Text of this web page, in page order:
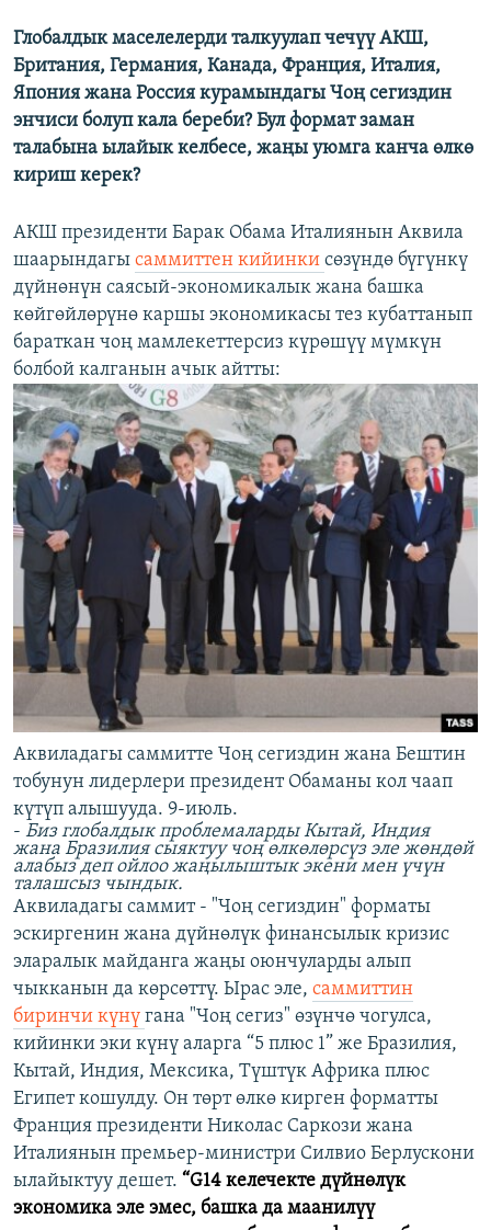
Глобалдык маселелерди талкуулап чечүү АКШ,
Британия, Германия, Канада, Франция, Италия,
Япония жана Россия курамындагы Чоң сегиздин
энчиси болуп кала береби? Бул формат заман
талабына ылайык келбесе, жаңы уюмга канча өлкө
кириш керек?
АКШ президенти Барак Обама Италиянын Аквила
шаарындагы саммиттен кийинки сөзүндө бүгүнкү
дүйнөнүн саясый-экономикалык жана башка
көйгөйлөрүнө каршы экономикасы тез кубаттанып
бараткан чоң мамлекеттерсиз күрөшүү мүмкүн
болбой калганын ачык айтты:
Аквиладагы саммитте Чоң сегиздин жана Бештин
тобунун лидерлери президент Обаманы кол чаап
күтүп алышууда. 9-июль.
- Биз глобалдык проблемаларды Кытай, Индия
жана Бразилия сыяктуу чоң өлкөлөрсүз эле жөндөй
алабыз деп ойлоо жаңылыштык экени мен үчүн
талашсыз чындык.
Аквиладагы саммит - "Чоң сегиздин" форматы
эскиргенин жана дүйнөлүк финансылык кризис
эларалык майданга жаңы оюнчуларды алып
чыкканын да көрсөттү. Ырас эле, саммиттин
биринчи күнү гана "Чоң сегиз" өзүнчө чогулса,
кийинки эки күнү аларга “5 плюс 1” же Бразилия,
Кытай, Индия, Мексика, Түштүк Африка плюс
Египет кошулду. Он төрт өлкө кирген форматты
Франция президенти Николас Саркози жана
Италиянын премьер-министри Силвио Берлускони
ылайыктуу дешет. “G14 келечекте дүйнөлүк
экономика эле эмес, башка да маанилүү